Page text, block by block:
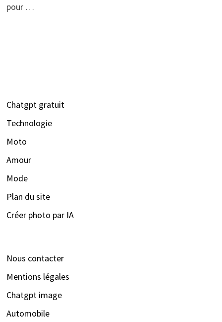
pour …
Chatgpt gratuit
Technologie
Moto
Amour
Mode
Plan du site
Créer photo par IA
Nous contacter
Mentions légales
Chatgpt image
Automobile